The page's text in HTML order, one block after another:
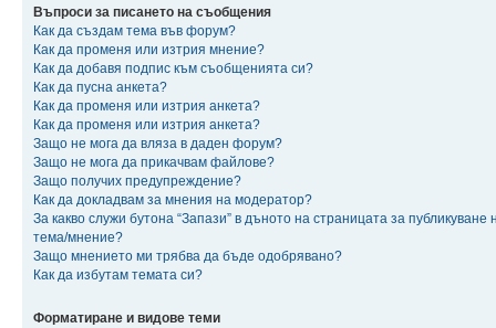
Въпроси за писането на съобщения
Как да създам тема във форум?
Как да променя или изтрия мнение?
Как да добавя подпис към съобщенията си?
Как да пусна анкета?
Как да променя или изтрия анкета?
Как да променя или изтрия анкета?
Защо не мога да вляза в даден форум?
Защо не мога да прикачвам файлове?
Защо получих предупреждение?
Как да докладвам за мнения на модератор?
За какво служи бутона “Запази” в дъното на страницата за публикуване
тема/мнение?
Защо мнението ми трябва да бъде одобрявано?
Как да избутам темата си?
Форматиране и видове теми